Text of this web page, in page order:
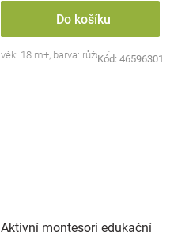
Do košíku
věk: 18 m+, barva: růžová
Kód: 46596301
Aktivní montesori edukační